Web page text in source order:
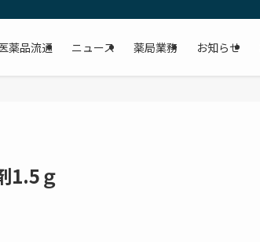
薬品流通 ニュース 薬局業務 お知らせ
1.5ｇ